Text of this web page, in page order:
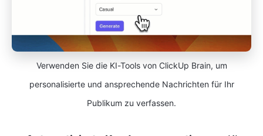
Verwenden Sie die KI-Tools von ClickUp Brain, um
personalisierte und ansprechende Nachrichten für Ihr
Publikum zu verfassen.